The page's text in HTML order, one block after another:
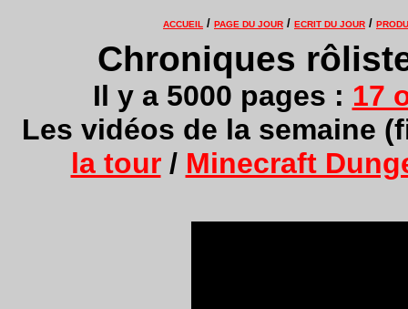
ACCUEIL / PAGE DU JOUR / ECRIT DU JOUR /
Chroniques
Il y a 5000 pages : 17
Les vidéos de la semaine
la tour/ Minecraft